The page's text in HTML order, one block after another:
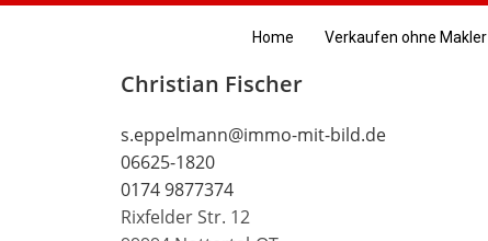
Home Verkaufen ohne Makler
Christian Fischer
s.eppelmann@immo-mit-bild.de
06625-1820
0174 9877374
Rixfelder Str. 12